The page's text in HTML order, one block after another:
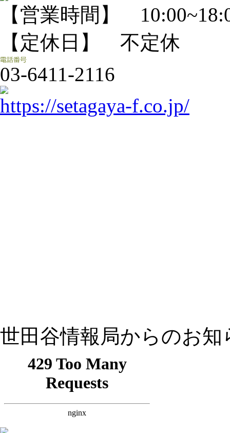
【営業時間】
【定休日】 不定休
03-6411-2116
https://setagaya-f.co.jp/
世田谷情報局からのお知